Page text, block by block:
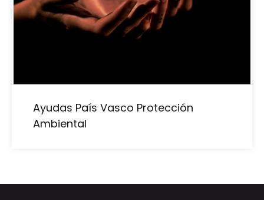
Ayudas País Vasco Protección
Ambiental